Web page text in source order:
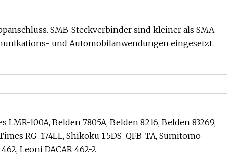
SMB-Steckverbinder sind kleiner als SMA-
und Automobilanwendungen eingesetzt.
LMR-100A, Belden 7805A, Belden 8216, Belden 83269,
RG-174LL, Shikoku 1.5DS-QFB-TA, Sumitomo
462, Leoni DACAR 462-2